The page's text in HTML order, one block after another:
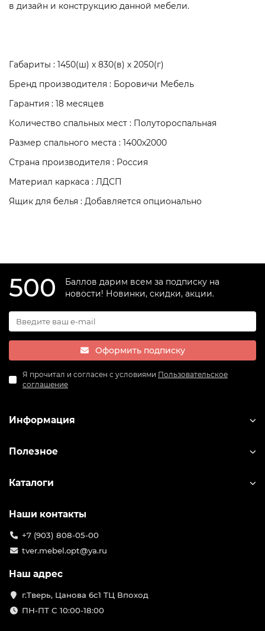
в дизайн и конструкцию данной мебели.
Габариты : 1450(ш) х 830(в) х 2050(г)
Бренд производителя : Боровичи Мебель
Гарантия : 18 месяцев
Количество спальных мест : Полутороспальная
Размер спального места : 1400x2000
Страна производителя : Россия
Материал каркаса : ЛДСП
Ящик для белья : Добавляется опционально
500
Баллов дарим всем за подписку на
новости! Новинки, скидки, акции.
Оформить подписку
Я прочитал и согласен с условиями Пользовательское
соглашение
Информация
Полезное
Каталоги
Наши контакты
+7 (903) 808-05-00
tver.mebel.opt@ya.ru
Наш адрес
г.Тверь, Цанова 6с1 ТЦ Впоход
ПН-ПТ С 10:00-18:00